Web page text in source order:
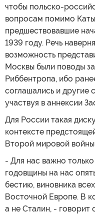
чтобы польско-
вопросам помимо
предшествовавшие
1939 году. Речь
возможность
Москвы были поводы
Риббентропа, ибо
соглашались и другие
участвуя в аннексии
Для России такая
контексте
Второй мировой войны.
- Для нас важно
годовщины на нас
бестию, виновника
Восточной Европе. В
а не Сталин, - говорит